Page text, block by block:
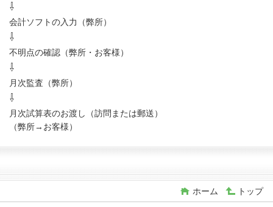
⇩
会計ソフトの入力（弊所）
⇩
不明点の確認（弊所・お客様）
⇩
月次監査（弊所）
⇩
月次試算表のお渡し（訪問または郵送）
（弊所→お客様）
ホーム トップ